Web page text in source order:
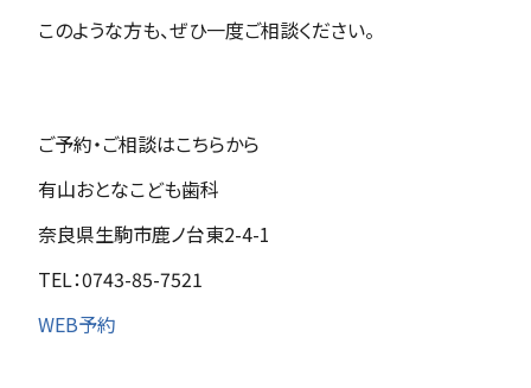
このような方も、ぜひ一度ご相談ください。
ご予約・ご相談はこちらから
有山おとなこども歯科
奈良県生駒市鹿ノ台東2-4-1
TEL：0743-85-7521
WEB予約